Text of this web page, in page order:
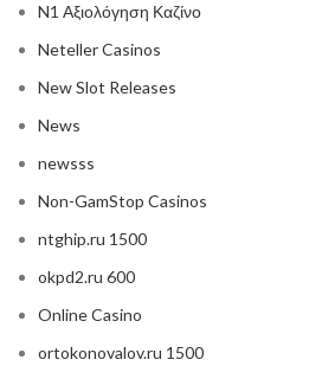
N1 Αξιολόγηση Καζίνο
Neteller Casinos
New Slot Releases
News
newsss
Non-GamStop Casinos
ntghip.ru 1500
okpd2.ru 600
Online Casino
ortokonovalov.ru 1500